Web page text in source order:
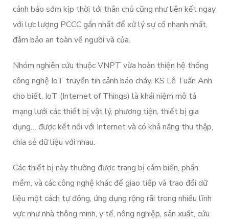
cảnh báo sớm kịp thời tới thân chủ cũng như liên kết ngay
với lực lượng PCCC gần nhất để xử lý sự cố nhanh nhất,
đảm bảo an toàn về người và của.
Nhóm nghiên cứu thuộc VNPT vừa hoàn thiện hệ thống
công nghệ IoT truyền tin cảnh báo cháy. KS Lê Tuấn Anh
cho biết, IoT (Internet of Things) là khái niệm mô tả
mạng lưới các thiết bị vật lý, phương tiện, thiết bị gia
dụng… được kết nối với Internet và có khả năng thu thập,
chia sẻ dữ liệu với nhau.
Các thiết bị này thường được trang bị cảm biến, phần
mềm, và các công nghệ khác để giao tiếp và trao đổi dữ
liệu một cách tự động, ứng dụng rộng rãi trong nhiều lĩnh
vực như nhà thông minh, y tế, nông nghiệp, sản xuất, cứu